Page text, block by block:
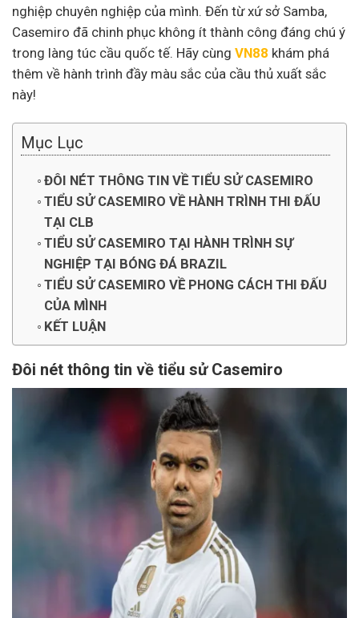
nghiệp chuyên nghiệp của mình. Đến từ xứ sở Samba,
Casemiro đã chinh phục không ít thành công đáng chú ý
trong làng túc cầu quốc tế. Hãy cùng VN88 khám phá
thêm về hành trình đầy màu sắc của cầu thủ xuất sắc
này!
Mục Lục
ĐÔI NÉT THÔNG TIN VỀ TIỂU SỬ CASEMIRO
TIỂU SỬ CASEMIRO VỀ HÀNH TRÌNH THI ĐẤU
TẠI CLB
TIỂU SỬ CASEMIRO TẠI HÀNH TRÌNH SỰ
NGHIỆP TẠI BÓNG ĐÁ BRAZIL
TIỂU SỬ CASEMIRO VỀ PHONG CÁCH THI ĐẤU
CỦA MÌNH
KẾT LUẬN
Đôi nét thông tin về tiểu sử Casemiro